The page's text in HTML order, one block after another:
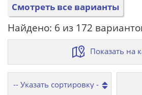
Смотреть все варианты
Найдено: 6 из 172
Показать на